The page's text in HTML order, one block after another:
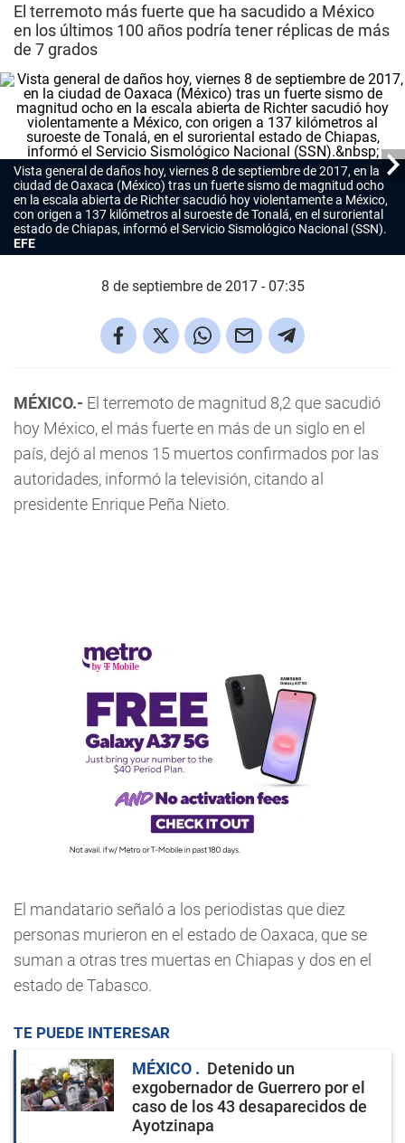
El terremoto más fuerte que ha sacudido a México
en los últimos 100 años podría tener réplicas de más
de 7 grados
Vista general de daños hoy, viernes 8 de septiembre de 2017, en la
ciudad de Oaxaca (México) tras un fuerte sismo de magnitud ocho
en la escala abierta de Richter sacudió hoy violentamente a México,
con origen a 137 kilómetros al suroeste de Tonalá, en el suroriental
estado de Chiapas, informó el Servicio Sismológico Nacional (SSN).
EFE
8 de septiembre de 2017 - 07:35
MÉXICO.- El terremoto de magnitud 8,2 que sacudió
hoy México, el más fuerte en más de un siglo en el
país, dejó al menos 15 muertos confirmados por las
autoridades, informó la televisión, citando al
presidente Enrique Peña Nieto.
El mandatario señaló a los periodistas que diez
personas murieron en el estado de Oaxaca, que se
suman a otras tres muertas en Chiapas y dos en el
estado de Tabasco.
TE PUEDE INTERESAR
MÉXICO
Detenido un
exgobernador de Guerrero por el
caso de los 43 desaparecidos de
Ayotzinapa